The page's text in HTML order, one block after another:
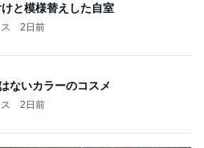
と模様替えした自室
2日前
ないカラーのコスメ
2日前